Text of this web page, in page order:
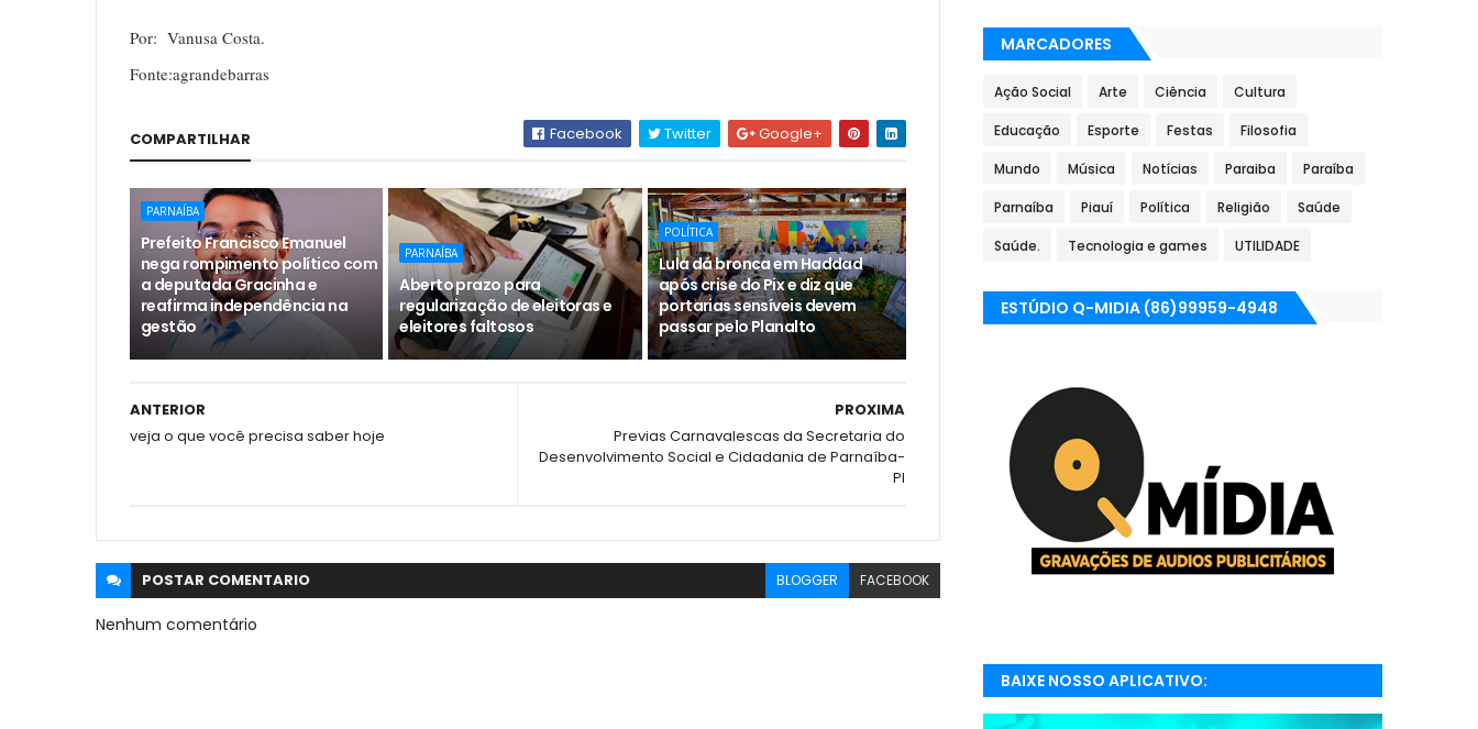
Por: Vanusa Costa.
Fonte:agrandebarras
COMPARTILHAR Facebook Twitter Google+
PARNAÍBA
Prefeito Francisco Emanuel
nega rompimento político com
a deputada Gracinha e
reafirma independência na
gestão
PARNAÍBA
Aberto prazo para
regularização de eleitoras e
eleitores faltosos
POLÍTICA
Lula dá bronca em Haddad
após crise do Pix e diz que
portarias sensíveis devem
passar pelo Planalto
PROXIMA
Previas Carnavalescas da Secretaria do
Desenvolvimento Social e Cidadania de Parnaíba-
PI
ANTERIOR
veja o que você precisa saber hoje
POSTAR COMENTARIO BLOGGER FACEBOOK
Nenhum comentário
MARCADORES
Ação Social Arte Ciência Cultura
Educação Esporte Festas Filosofia
Mundo Música Notícias Paraiba Paraíba
Parnaíba Piauí Política Religião Saúde
Saúde. Tecnologia e games UTILIDADE
ESTÚDIO Q-MIDIA (86)99959-4948
BAIXE NOSSO APLICATIVO:
RADIONETPARNAIBA